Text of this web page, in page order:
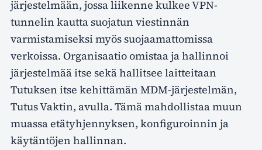
järjestelmään, jossa liikenne kulkee VPN-
tunnelin kautta suojatun viestinnän
varmistamiseksi myös suojaamattomissa
verkoissa. Organisaatio omistaa ja hallinnoi
järjestelmää itse sekä hallitsee laitteitaan
Tutuksen itse kehittämän MDM-järjestelmän,
Tutus Vaktin, avulla. Tämä mahdollistaa muun
muassa etätyhjennyksen, konfiguroinnin ja
käytäntöjen hallinnan.